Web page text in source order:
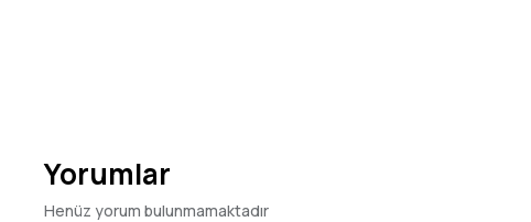
Yorumlar
Henüz yorum bulunmamaktadır